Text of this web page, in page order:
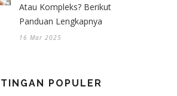
Atau Kompleks? Berikut
Panduan Lengkapnya
16 Mar 2025
POPULER